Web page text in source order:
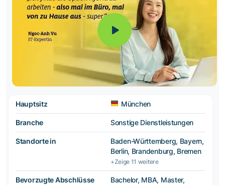
Hauptsitz München
Branche Sonstige Dienstleistungen
Standorte in
Baden-Württemberg, Bayern,
Berlin, Brandenburg, Bremen
+Zeige 11 weitere
Bevorzugte Abschlüsse
Bachelor, MBA, Master,